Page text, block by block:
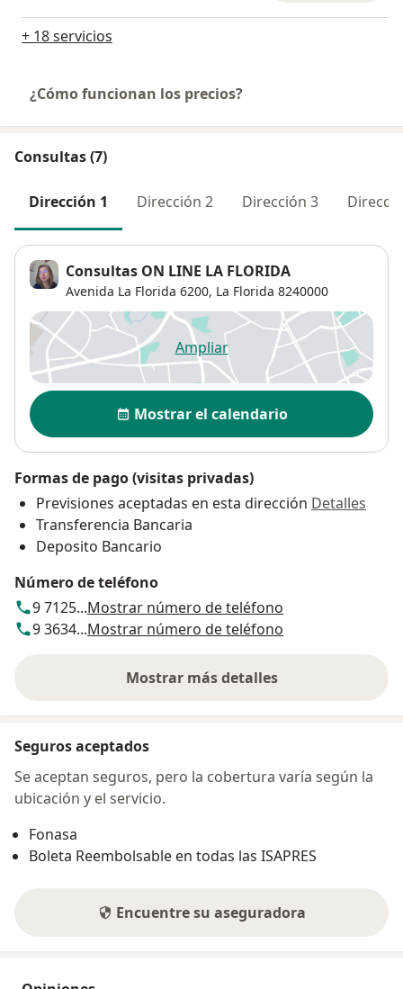
+ 18 servicios
¿Cómo funcionan los precios?
Consultas (7)
Dirección 1 Dirección 2 Dirección 3
Consultas ON LINE LA FLORIDA
Avenida La Florida 6200, La Florida 8240000
Ampliarse abre en una nueva
Disponibilidad
Mostrar el calendario
Formas de pago (visitas privadas)
Previsiones aceptadas en esta dirección Detalles
Transferencia Bancaria
Deposito Bancario
Número de teléfono
9 7125...Mostrar número de teléfono
9 3634...Mostrar número de teléfono
Mostrar más detalles
sobre la dirección
Seguros aceptados
Se aceptan seguros, pero la cobertura varía según la
ubicación y el servicio.
Fonasa
Boleta Reembolsable en todas las ISAPRES
Encuentre su aseguradora